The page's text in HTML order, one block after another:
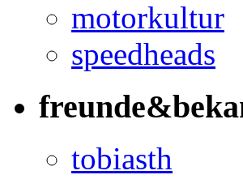
motorkultur
speedheads
tobiasth